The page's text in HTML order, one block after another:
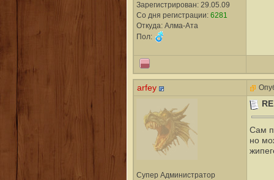
Зарегистрирован: 29.05.09
Со дня регистрации: 6281
Откуда: Алма-Ата
Пол:
arfey
Супер Администратор
Сам
но